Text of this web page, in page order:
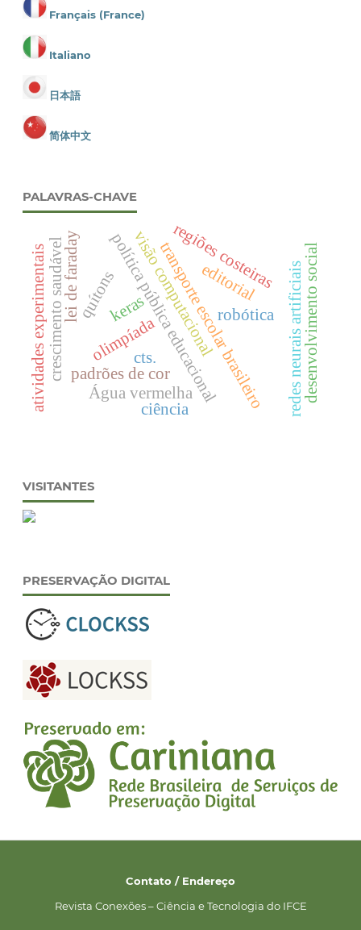
Français (France)
Italiano
日本語
简体中文
PALAVRAS-CHAVE
editorial
olimpíada
política pública educacional
transporte escolar brasileiro
padrões de cor
quítons
regiões costeiras
robótica redes neurais artificiais
visão computacional
keras desenvolvimento social
crescimento saudável cts.
Água vermelha
atividades experimentaislei de faraday
ciência
VISITANTES
PRESERVAÇÃO DIGITAL
Contato / Endereço
Revista Conexões – Ciência e Tecnologia do IFCE